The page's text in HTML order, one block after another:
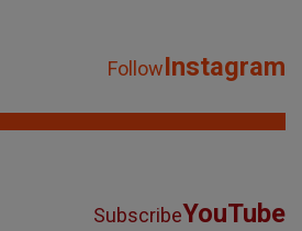
FollowInstagram
SubscribeYouTube